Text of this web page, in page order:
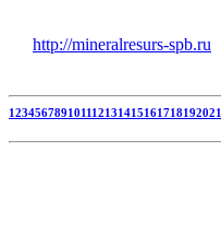
http://mineralresurs-spb.ru
123456789101112131415161718192021